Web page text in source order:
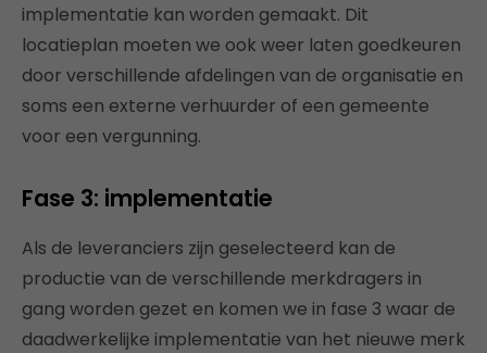
implementatie kan worden gemaakt. Dit
locatieplan moeten we ook weer laten goedkeuren
door verschillende afdelingen van de organisatie en
soms een externe verhuurder of een gemeente
voor een vergunning.
Fase 3: implementatie
Als de leveranciers zijn geselecteerd kan de
productie van de verschillende merkdragers in
gang worden gezet en komen we in fase 3 waar de
daadwerkelijke implementatie van het nieuwe merk